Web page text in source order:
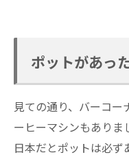
ポットがあっ
見ての通り、バーコー
ーヒーマシンもありま
日本だとポットは必ず